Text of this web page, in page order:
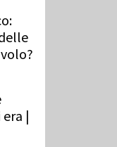
|